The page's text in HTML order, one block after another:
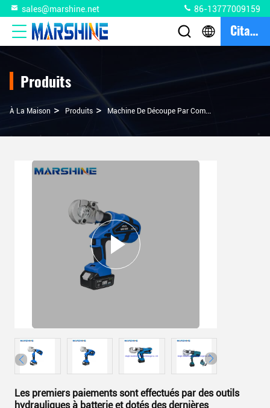
sales@marshine.net 86-13777009159
Citation
Produits
À La Maison > Produits > Machine De Découpe Par Compression De Câbles
Les premiers paiements sont effectués par des outils
hydrauliques à batterie et dotés des dernières